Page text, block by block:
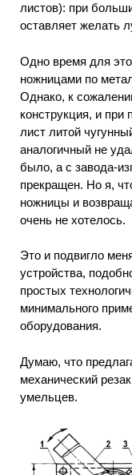
листов): при
оставляет желать
Одно время для
ножницами по
Однако, к
конструкция, и при
лист литой
аналогичный не
было, а с завода-
прекращен. Но я,
ножницы и
очень не хотелось.
Это и подвигло
устройства,
простых
минимального
оборудования.
Думаю, что
механический
умельцев.